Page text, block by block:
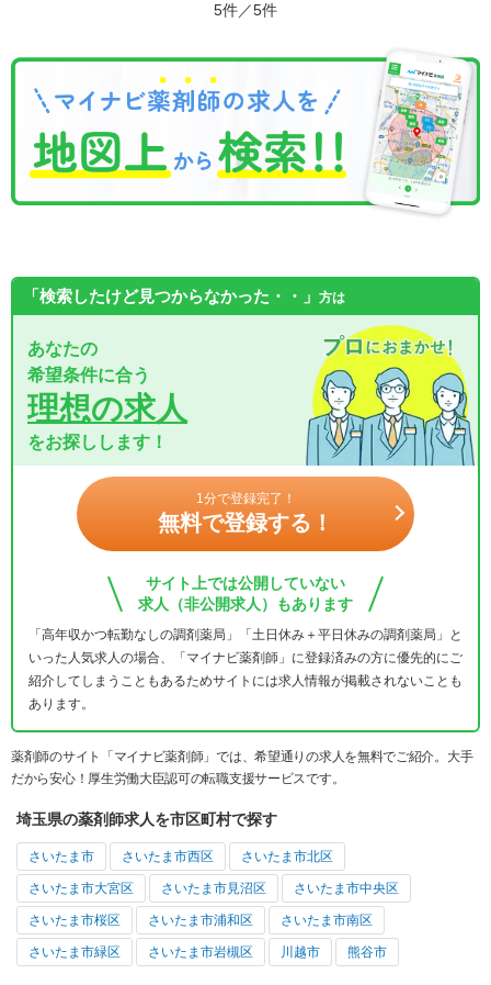
5件／5件
「検索したけど見つからなかった・・」 方は
あなたの
希望条件に合う
理想の求人
をお探しします！
1分で登録完了！
無料で登録する！
サイト上では公開していない
求人（非公開求人）もあります
「高年収かつ転勤なしの調剤薬局」「土日休み＋平日休みの調剤薬局」と
いった人気求人の場合、「マイナビ薬剤師」に登録済みの方に優先的にご
紹介してしまうこともあるためサイトには求人情報が掲載されないことも
あります。
薬剤師のサイト「マイナビ薬剤師」では、希望通りの求人を無料でご紹介。大手
だから安心！厚生労働大臣認可の転職支援サービスです。
埼玉県の薬剤師求人を市区町村で探す
さいたま市 さいたま市西区 さいたま市北区
さいたま市大宮区 さいたま市見沼区 さいたま市中央区
さいたま市桜区 さいたま市浦和区 さいたま市南区
さいたま市緑区 さいたま市岩槻区 川越市 熊谷市